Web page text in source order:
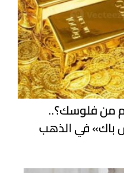
من فلوسك؟..
باك» في الذهب